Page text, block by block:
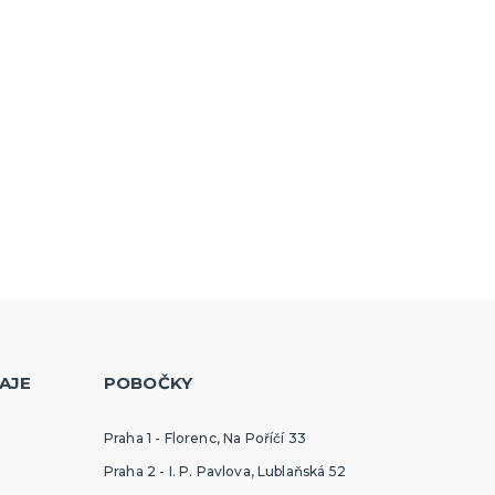
POBOČKY
Praha 1 - Florenc, Na Poříčí 33
Praha 2 - I. P. Pavlova, Lublaňská 52